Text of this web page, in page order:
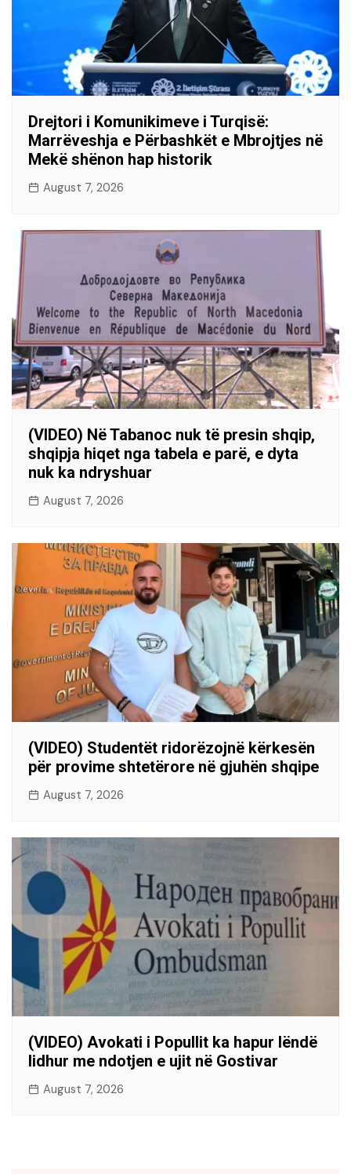
Drejtori i Komunikimeve i Turqisë:
Marrëveshja e Përbashkët e Mbrojtjes në
Mekë shënon hap historik
August 7, 2026
(VIDEO) Në Tabanoc nuk të presin shqip,
shqipja hiqet nga tabela e parë, e dyta
nuk ka ndryshuar
August 7, 2026
(VIDEO) Studentët ridorëzojnë kërkesën
për provime shtetërore në gjuhën shqipe
August 7, 2026
(VIDEO) Avokati i Popullit ka hapur lëndë
lidhur me ndotjen e ujit në Gostivar
August 7, 2026